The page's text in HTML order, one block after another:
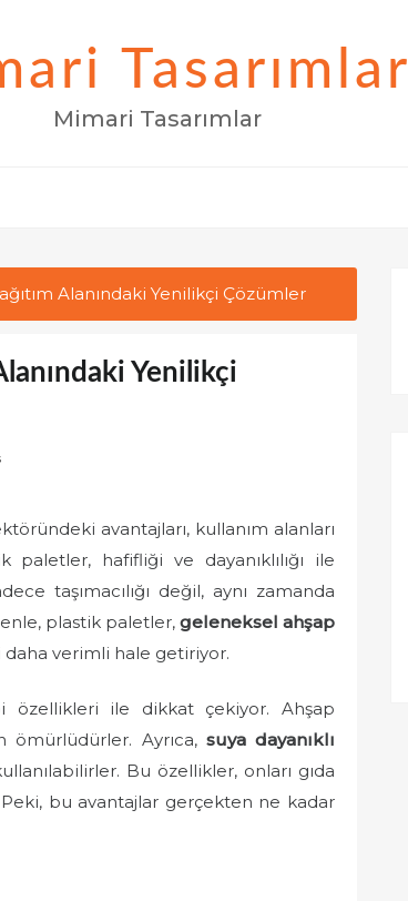
Tasarımlar
Mimari Tasarımlar
Alanındaki Yenilikçi Çözümler
Yenilikçi
avantajları, kullanım alanları
hafifliği ve dayanıklılığı ile
taşımacılığı değil, aynı zamanda
plastik paletler, geleneksel ahşap
daha verimli hale getiriyor.
ile dikkat çekiyor. Ahşap
Ayrıca, suya dayanıklı
Bu özellikler, onları gıda
bu avantajlar gerçekten ne kadar